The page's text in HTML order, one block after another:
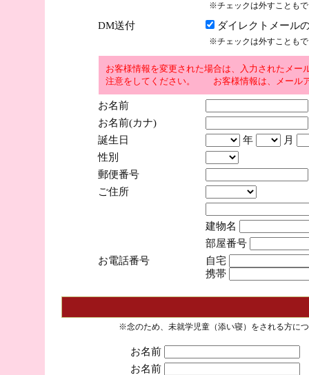
※チェックは外すことも
DM送付 ダイレクトメール
※チェックは外すことも
お客様情報を変更された場合は、入力されたメ
注意をしてください。 お客様情報は、メール
お名前
お名前(カナ)
誕生日
年
月
性別
郵便番号
ご住所
建物名
部屋番号
お電話番号
自宅
携帯
※念のため、未就学児童（添い寝）をされる方に
お名前
お名前